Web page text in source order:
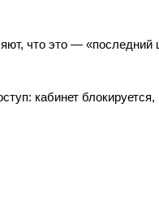
что это — «последний
кабинет